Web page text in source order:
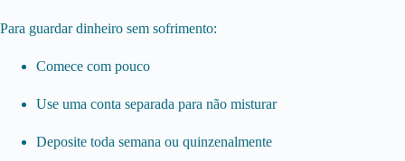
Para guardar dinheiro sem sofrimento:
Comece com pouco
Use uma conta separada para não misturar
Deposite toda semana ou quinzenalmente